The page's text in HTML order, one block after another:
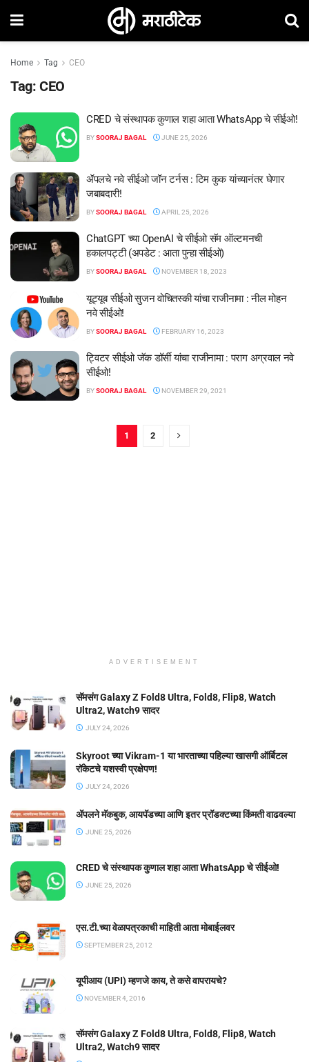
Home Tag CEO
Tag: CEO
CRED चे संस्थापक कुणाल शहा आता WhatsApp चे सीईओ!
BYSOORAJ BAGAL JUNE 25, 2026
ॲपलचे नवे सीईओ जॉन टर्नस : टिम कुक यांच्यानंतर घेणार
जबाबदारी!
BYSOORAJ BAGAL APRIL 25, 2026
ChatGPT च्या OpenAI चे सीईओ सॅम ऑल्टमनची
हकालपट्टी (अपडेट : आता पुन्हा सीईओ)
BYSOORAJ BAGAL NOVEMBER 18, 2023
यूट्यूब सीईओ सुजन वोचितस्की यांचा राजीनामा : नील मोहन
नवे सीईओ!
BYSOORAJ BAGAL FEBRUARY 16, 2023
ट्विटर सीईओ जॅक डॉर्सी यांचा राजीनामा : पराग अग्रवाल नवे
सीईओ!
BYSOORAJ BAGAL NOVEMBER 29, 2021
1 2
ADVERTISEMENT
सॅमसंग Galaxy Z Fold8 Ultra, Fold8, Flip8, Watch
Ultra2, Watch9 सादर
JULY 24, 2026
Skyroot च्या Vikram-1 या भारताच्या पहिल्या खासगी ऑर्बिटल
रॉकेटचे यशस्वी प्रक्षेपण!
JULY 24, 2026
ॲपलने मॅकबुक, आयपॅडच्या आणि इतर प्रॉडक्टच्या किंमती वाढवल्या
JUNE 25, 2026
CRED चे संस्थापक कुणाल शहा आता WhatsApp चे सीईओ!
JUNE 25, 2026
एस.टी.च्या वेळापत्रकाची माहिती आता मोबाईलवर
SEPTEMBER 25, 2012
यूपीआय (UPI) म्हणजे काय, ते कसे वापरायचे?
NOVEMBER 4, 2016
सॅमसंग Galaxy Z Fold8 Ultra, Fold8, Flip8, Watch
Ultra2, Watch9 सादर